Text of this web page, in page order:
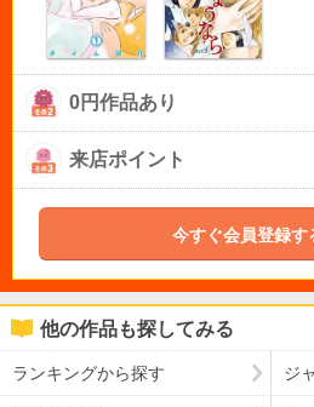
0円作品あり
来店ポイント
今すぐ会員登録す
他の作品も探してみる
ランキングから探す ジ